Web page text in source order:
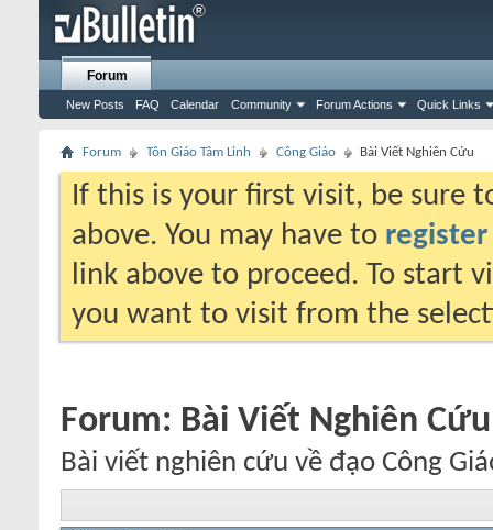
Forum
New Posts FAQ Calendar Community Forum Actions Quick Links
Forum Tôn Giáo Tâm Linh Công Giáo Bài Viết Nghiên Cứu
If this is your first visit, be sure
above. You may have to register
link above to proceed. To start
you want to visit from the
Forum: Bài Viết Nghiên Cứu
Bài viết nghiên cứu về đạo Công